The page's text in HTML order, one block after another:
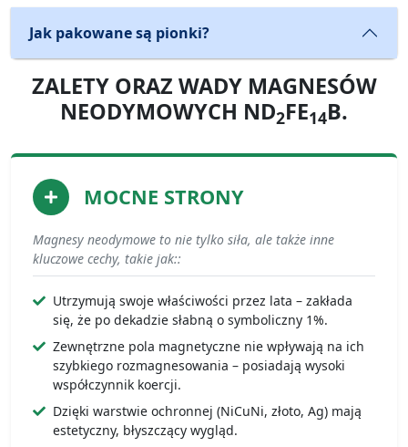
Jak pakowane są pionki?
ZALETY ORAZ WADY MAGNESÓW
NEODYMOWYCH ND2FE14B.
MOCNE STRONY
Magnesy neodymowe to nie tylko siła, ale także inne
kluczowe cechy, takie jak::
Utrzymują swoje właściwości przez lata – zakłada
się, że po dekadzie słabną o symboliczny 1%.
Zewnętrzne pola magnetyczne nie wpływają na ich
szybkiego rozmagnesowania – posiadają wysoki
współczynnik koercji.
Dzięki warstwie ochronnej (NiCuNi, złoto, Ag) mają
estetyczny, błyszczący wygląd.